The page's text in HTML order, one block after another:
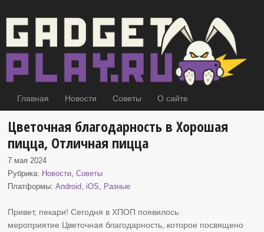
Главная Новости Советы О сайте
Цветочная благодарность в Хорошая
пицца, Отличная пицца
7 мая 2024
Рубрика: Новости,Советы
Платформы:Android, iOS, Разные
Привет, пекари! Сегодня в ХПОП появилось
мероприятие Цветочная благодарность, которое посвящено